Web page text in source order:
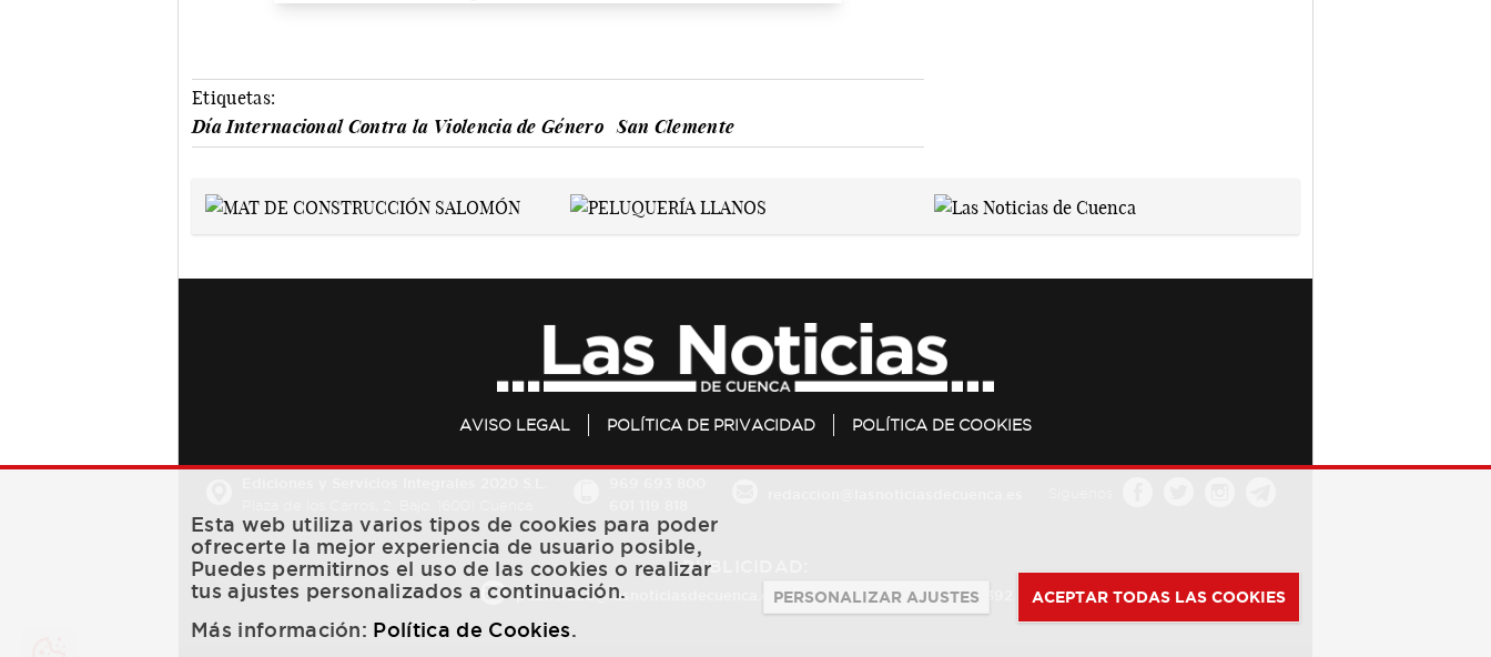
Etiquetas:
Día Internacional Contra la Violencia de Género
San Clemente
AVISO LEGAL POLÍTICA DE PRIVACIDAD POLÍTICA DE COOKIES
PUBLICIDAD:
publicidad@lasnoticiasdecuenca.es 684 126 573 / 670 726 392
Esta web utiliza varios tipos de cookies para poder
ofrecerte la mejor experiencia de usuario posible,
Puedes permitirnos el uso de las cookies o realizar
tus ajustes personalizados a continuación.
Más información: Política de Cookies.
PERSONALIZAR AJUSTES ACEPTAR TODAS LAS COOKIES